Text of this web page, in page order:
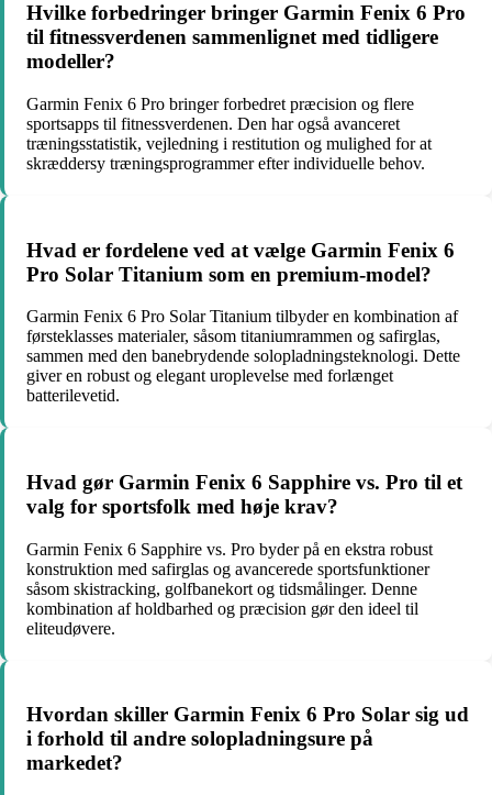
Hvilke forbedringer bringer Garmin Fenix 6 Pro
til fitnessverdenen sammenlignet med tidligere
modeller?
Garmin Fenix 6 Pro bringer forbedret præcision og flere
sportsapps til fitnessverdenen. Den har også avanceret
træningsstatistik, vejledning i restitution og mulighed for at
skræddersy træningsprogrammer efter individuelle behov.
Hvad er fordelene ved at vælge Garmin Fenix 6
Pro Solar Titanium som en premium-model?
Garmin Fenix 6 Pro Solar Titanium tilbyder en kombination af
førsteklasses materialer, såsom titaniumrammen og safirglas,
sammen med den banebrydende solopladningsteknologi. Dette
giver en robust og elegant uroplevelse med forlænget
batterilevetid.
Hvad gør Garmin Fenix 6 Sapphire vs. Pro til et
valg for sportsfolk med høje krav?
Garmin Fenix 6 Sapphire vs. Pro byder på en ekstra robust
konstruktion med safirglas og avancerede sportsfunktioner
såsom skistracking, golfbanekort og tidsmålinger. Denne
kombination af holdbarhed og præcision gør den ideel til
eliteudøvere.
Hvordan skiller Garmin Fenix 6 Pro Solar sig ud
i forhold til andre solopladningsure på
markedet?